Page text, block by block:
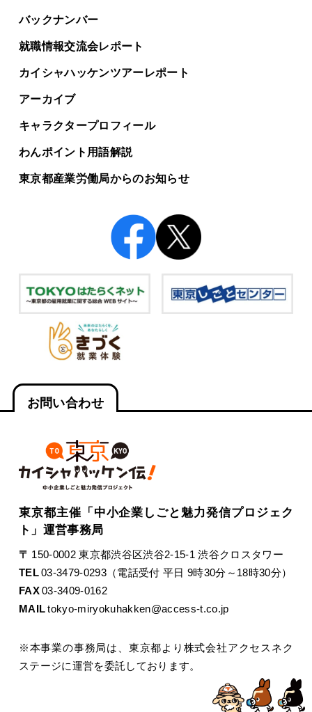
バックナンバー
就職情報交流会レポート
カイシャハッケンツアーレポート
アーカイブ
キャラクタープロフィール
わんポイント用語解説
東京都産業労働局からのお知らせ
お問い合わせ
東京都主催「中小企業しごと魅力発信プロジェク
ト」運営事務局
〒 150-0002 東京都渋谷区渋谷2-15-1 渋谷クロスタワー
TEL03-3479-0293（電話受付 平日 9時30分～18時30分）
FAX03-3409-0162
MAIL tokyo-miryokuhakken@access-t.co.jp
※本事業の事務局は、東京都より株式会社アクセスネク
ステージに運営を委託しております。